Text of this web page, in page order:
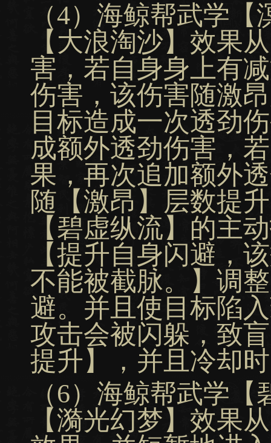
（4）海鲸帮武学
【大浪淘沙】效果
害，若自身身上有
伤害，该伤害随激
目标造成一次透劲
成额外透劲伤害，
果，再次追加额外
随【激昂】层数提
【碧虚纵流】的主
【提升自身闪避，
不能被截脉。】调
避。并且使目标陷
攻击会被闪躲，致
提升】，并且冷却
（6）海鲸帮武学
【漪光幻梦】效果